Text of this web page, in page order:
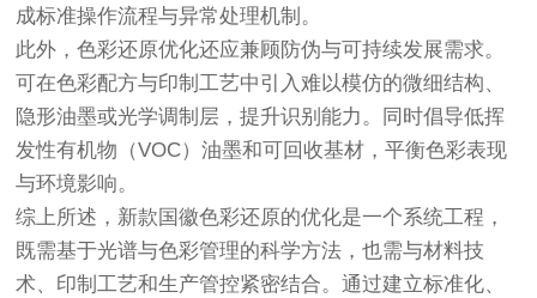
成标准操作流程与异常处理机制。
此外，色彩还原优化还应兼顾防伪与可持续发展需求。
可在色彩配方与印制工艺中引入难以模仿的微细结构、
隐形油墨或光学调制层，提升识别能力。同时倡导低挥
发性有机物（VOC）油墨和可回收基材，平衡色彩表现
与环境影响。
综上所述，新款国徽色彩还原的优化是一个系统工程，
既需基于光谱与色彩管理的科学方法，也需与材料技
术、印制工艺和生产管控紧密结合。通过建立标准化、